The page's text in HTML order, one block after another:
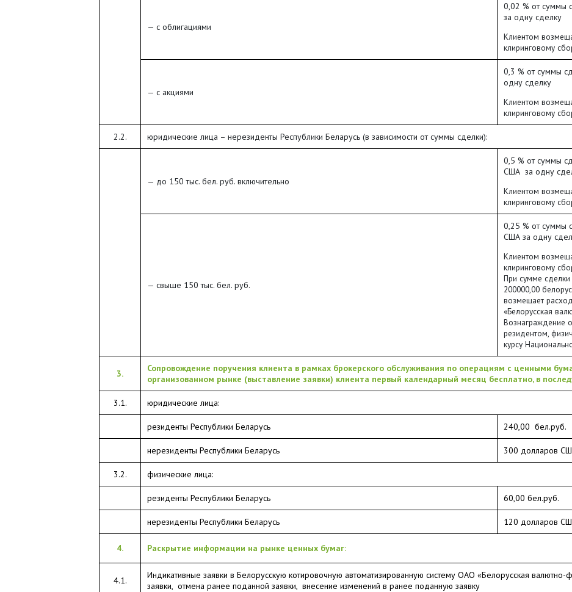
— с облигациями
0,02 % от суммы
за одну сделку
Клиентом
клиринговому
— с акциями
0,3 % от суммы
одну сделку
Клиентом
клиринговому
2.2. юридические лица – нерезиденты Республики Беларусь (в зависимости от суммы сделки):
— до 150 тыс. бел. руб. включительно
0,5 % от суммы
США за одну
Клиентом
клиринговому
— свыше 150 тыс. бел. руб.
0,25 % от суммы
США за одну
Клиентом
клиринговому
При сумме
200000,00
возмещает
«Белорусская
Вознаграждение
резидентом,
курсу
3.
Сопровождение поручения клиента в рамках брокерского обслуживания по операциям с ценными
организованном рынке (выставление заявки) клиента первый календарный месяц бесплатно, в
3.1. юридические лица:
резиденты Республики Беларусь 240,00 бел.руб.
нерезиденты Республики Беларусь 300 долларов
3.2. физические лица:
резиденты Республики Беларусь 60,00 бел.руб.
нерезиденты Республики Беларусь 120 долларов
4. Раскрытие информации на рынке ценных бумаг:
4.1.
Индикативные заявки в Белорусскую котировочную автоматизированную систему ОАО «Белорусская
заявки, отмена ранее поданной заявки, внесение изменений в ранее поданную заявку